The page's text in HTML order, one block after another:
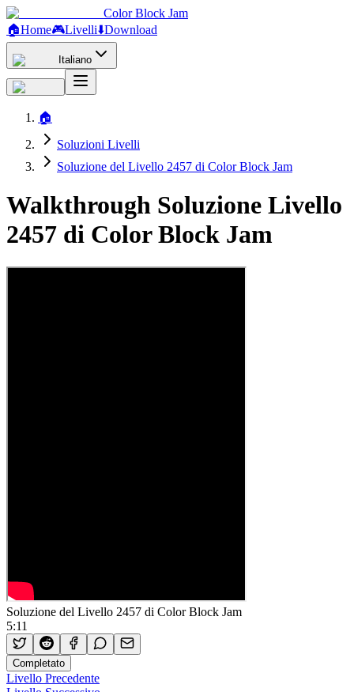
Color Block Jam
🏠Home🎮Livelli⬇️Download
Italiano
🏠
Soluzioni Livelli
Soluzione del Livello 2457 di Color Block Jam
Walkthrough Soluzione Livello
2457 di Color Block Jam
Soluzione del Livello 2457 di Color Block Jam
5:11
Completato
Livello Precedente